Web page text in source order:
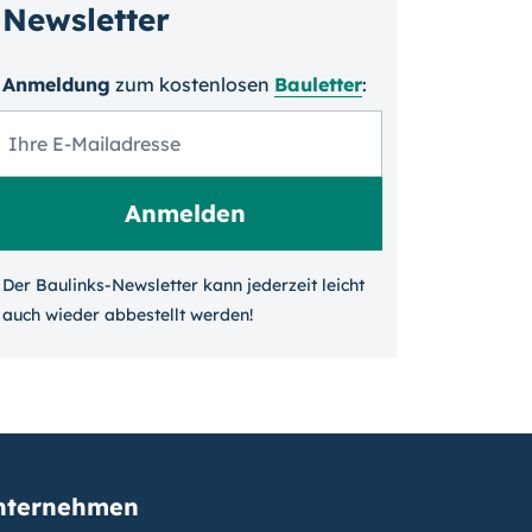
Newsletter
Anmeldung zum kosten­losen Bauletter:
Der Baulinks-Newsletter kann jeder­zeit leicht
auch wieder ab­bestellt werden!